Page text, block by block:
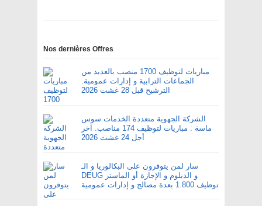
Nos dernières Offres
مباريات لتوظيف 1700 منصب بالعديد من
الجماعات الترابية و إدارات عمومية.
الترشيح قبل 28 غشت 2026
الشركة الجهوية متعددة الخدمات سوس
ماسة : مباريات لتوظيف 174 مناصب. آخر
أجل 24 غشت 2026
سار لمن يتوفرون على البكالوريا و الـ
DEUG و الدبلوم و الإجازة أو الماستر
توظيف 1.800 بعدة مصالح و إدارات عمومية